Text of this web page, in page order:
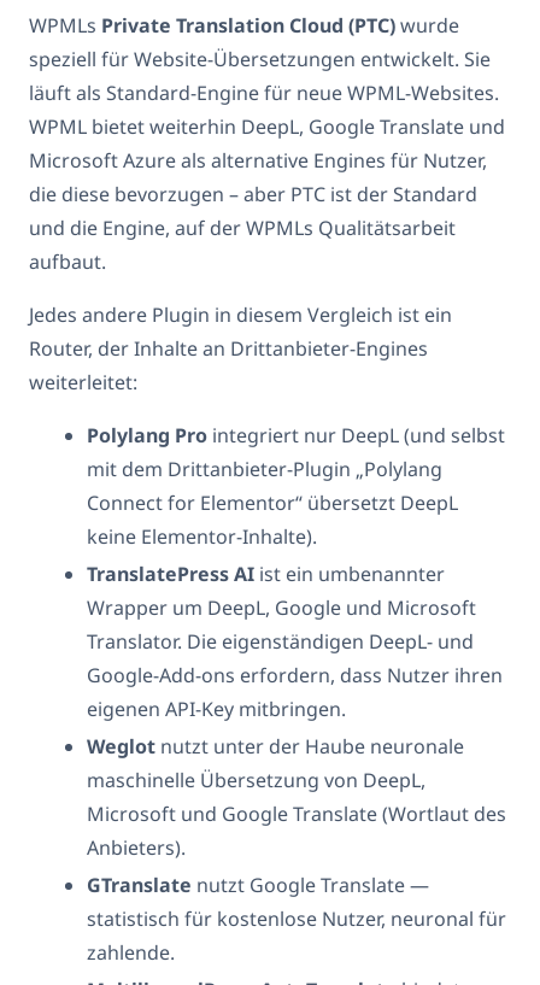
WPMLs Private Translation Cloud (PTC)wurde
speziell für Website-Übersetzungen entwickelt. Sie
läuft als Standard-Engine für neue WPML-Websites.
WPML bietet weiterhin DeepL, Google Translate und
Microsoft Azure als alternative Engines für Nutzer,
die diese bevorzugen – aber PTC ist der Standard
und die Engine, auf der WPMLs Qualitätsarbeit
aufbaut.
Jedes andere Plugin in diesem Vergleich ist ein
Router, der Inhalte an Drittanbieter-Engines
weiterleitet:
Polylang Pro integriert nur DeepL (und selbst
mit dem Drittanbieter-Plugin „Polylang
Connect for Elementor“ übersetzt DeepL
keine Elementor-Inhalte).
TranslatePress AI ist ein umbenannter
Wrapper um DeepL, Google und Microsoft
Translator. Die eigenständigen DeepL- und
Google-Add-ons erfordern, dass Nutzer ihren
eigenen API-Key mitbringen.
Weglot nutzt unter der Haube neuronale
maschinelle Übersetzung von DeepL,
Microsoft und Google Translate (Wortlaut des
Anbieters).
GTranslate nutzt Google Translate —
statistisch für kostenlose Nutzer, neuronal für
zahlende.